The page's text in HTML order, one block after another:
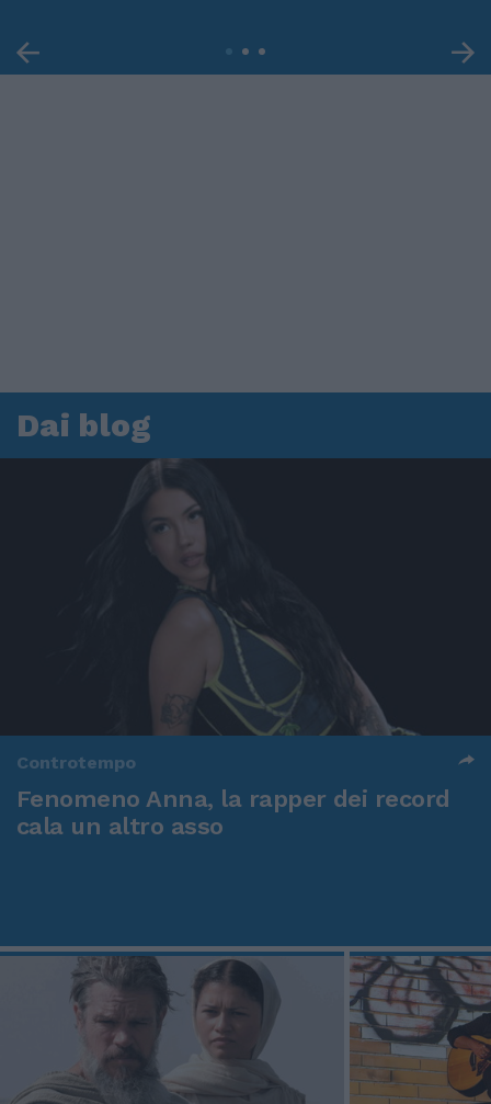
Dai blog
Controtempo
Fenomeno Anna, la rapper dei record
cala un altro asso